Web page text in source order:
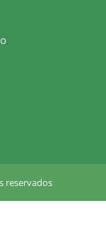
reservados